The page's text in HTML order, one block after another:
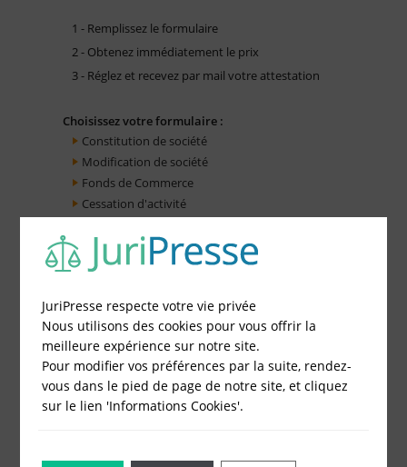
1 - Remplissez le formulaire
2 - Obtenez immédiatement le prix
3 - Réglez et recevez par mail votre attestation
Choisissez votre formulaire :
Constitution de société
Modification de société
Fonds de Commerce
Cessation d'activité
JuriPresse respecte votre vie privée
Nous utilisons des cookies pour vous offrir la
meilleure expérience sur notre site.
Pour modifier vos préférences par la suite, rendez-
vous dans le pied de page de notre site, et cliquez
sur le lien 'Informations Cookies'.